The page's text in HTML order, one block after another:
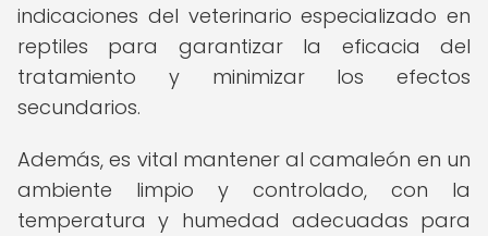
indicaciones del veterinario especializado en
reptiles para garantizar la eficacia del
tratamiento y minimizar los efectos
secundarios.
Además, es vital mantener al camaleón en un
ambiente limpio y controlado, con la
temperatura y humedad adecuadas para